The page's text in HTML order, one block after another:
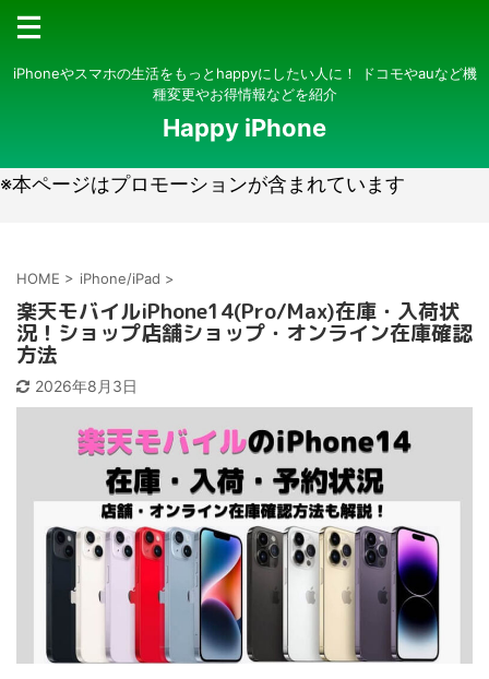
iPhoneやスマホの生活をもっとhappyにしたい人に！ ドコモやauなど機
種変更やお得情報などを紹介
Happy iPhone
※本ページはプロモーションが含まれています
HOME > iPhone/iPad >
楽天モバイルiPhone14(Pro/Max)在庫・入荷状
況！ショップ店舗ショップ・オンライン在庫確認
方法
2026年8月3日